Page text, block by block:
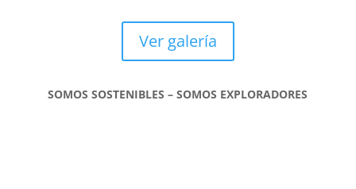
Ver galería
SOMOS SOSTENIBLES – SOMOS EXPLORADORES